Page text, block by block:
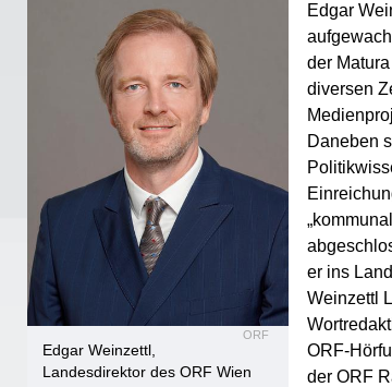
ORF
Edgar Weinzettl,
Landesdirektor des ORF Wien
Edgar
der
diversen
Daneben
er ins
Weinzettl
ORF-
der ORF